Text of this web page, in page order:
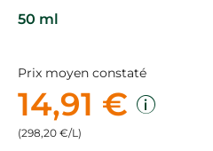
50 ml
Prix moyen constaté
14,91 €
(298,20 €/L)